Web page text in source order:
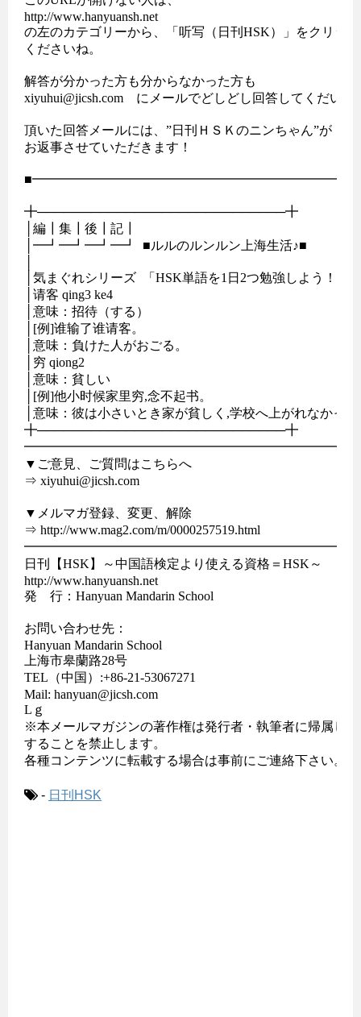
http://www.hanyuansh.net
の左のカテゴリーから、「听写（日刊HSK）」をクリッ
くださいね。
解答が分かった方も分からなかった方も
xiyuhui@jicsh.com　にメールでどしどし回答してくだいさ
頂いた回答メールには、”日刊ＨＳＫのニンちゃん”が
お返事させていただきます！
╋────────────────────────────╋
│編┃集┃後┃記┃
│━┛━┛━┛━┛  ■ルルのルンルン上海生活♪■
│気まぐれシリーズ  「HSK単語を1日2つ勉強しよう！」
│请客 qing3 ke4
│意味：招待（する）
│[例]谁输了谁请客。
│意味：負けた人がおごる。
│穷 qiong2
│意味：貧しい
│[例]他小时候家里穷,念不起书。
│意味：彼は小さいとき家が貧しく,学校へ上がれなかっ
╋────────────────────────────╋
▼ご意見、ご質問はこちらへ
⇒ xiyuhui@jicsh.com
▼メルマガ登録、変更、解除
⇒ http://www.mag2.com/m/0000257519.html
日刊【HSK】～中国語検定より使える資格＝HSK～
http://www.hanyuansh.net
発　行：Hanyuan Mandarin School
お問い合わせ先：
Hanyuan Mandarin School
上海市皋蘭路28号
TEL（中国）:+86-21-53067271
Mail: hanyuan@jicsh.com
Lｇ
※本メールマガジンの著作権は発行者・執筆者に帰属し
することを禁止します。
各種コンテンツに転載する場合は事前にご連絡下さい。
- 日刊HSK